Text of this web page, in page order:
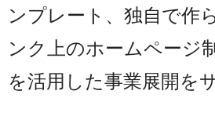
ンプレート、独自で作
ンク上のホームページ
を活用した事業展開を